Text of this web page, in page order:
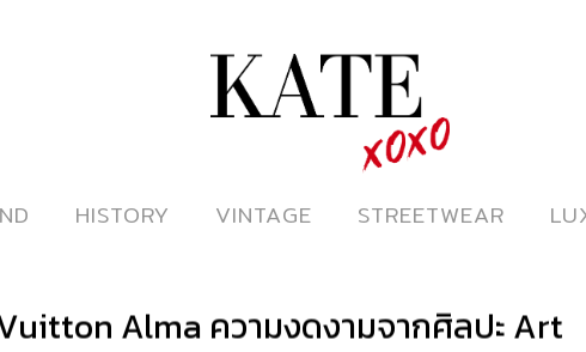
ดูหนังออนไลน์
HISTORY
HISTORY VINTAGE
VINTAGE STREETWEAR
STREETWEAR
Alma ความงดงามจากศิลปะ Art